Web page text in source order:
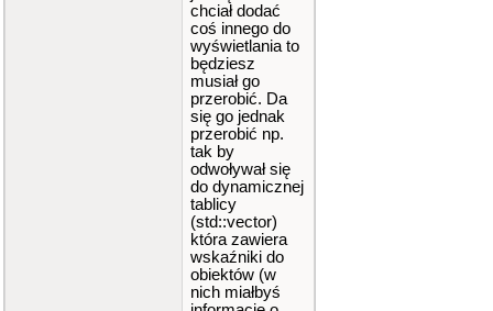
ntw ( 1,
2 , "" ) ;
mvpri
ntw( 2,
1, ""
mvpri
ntw( 2,
2 , "" );
attro
n (A_REVE
RSE);
mvpri
ntw(
0 , "" );
}
if(ktory
==
8 )
{
chciał dodać
coś innego do
wyświetlania to
będziesz
musiał go
przerobić. Da
się go jednak
przerobić np.
tak by
odwoływał się
do dynamicznej
tablicy
(std::vector)
która zawiera
wskaźniki do
obiektów (w
nich miałbyś